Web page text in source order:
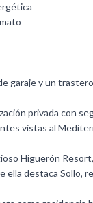
garaje y un
privada con
vistas al
Higuerón
destaca Sollo,